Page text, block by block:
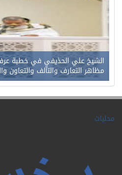
الشيخ علي الحذيفي في خطبة
مظاهر التعارف والتآلف والتعاون
محليات